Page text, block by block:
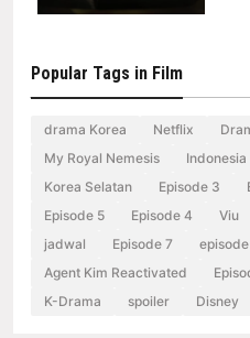
Popular Tags in Film
drama Korea Netflix
My Royal Nemesis
Indonesia
Korea Selatan
Episode 3
Episode 5
Episode 4 Viu
jadwal
Episode 7 episode
Agent Kim Reactivated
K-Drama
spoiler Disney